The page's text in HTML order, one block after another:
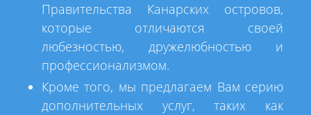
Правительства Канарских островов,
которые отличаются своей
любезностью, дружелюбностью и
профессионализмом.
Кроме того, мы предлагаем Вам серию
дополнительных услуг, таких как